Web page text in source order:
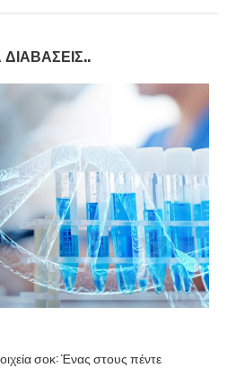
σοκ: Ένας στους πέντε